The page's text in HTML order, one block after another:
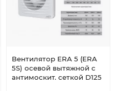
Вентилятор ERA 5 (ERA
5S) осевой вытяжной с
антимоскит. сеткой D125